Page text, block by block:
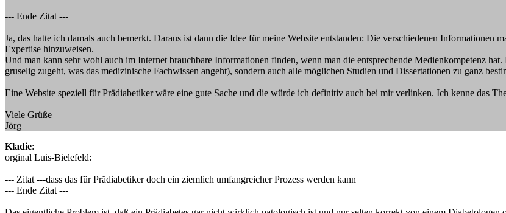
--- Ende Zitat ---
Ja, das hatte ich damals auch bemerkt. Daraus ist dann die Idee für meine Website entstanden: Die verschiedenen Informationen
Expertise hinzuweisen.
Und man kann sehr wohl auch im Internet brauchbare Informationen finden, wenn man die entsprechende Medienkompetenz
gruselig zugeht, was das medizinische Fachwissen angeht), sondern auch alle möglichen Studien und Dissertationen zu ganz
Eine Website speziell für Prädiabetiker wäre eine gute Sache und die würde ich definitiv auch bei mir verlinken. Ich kenne das
Viele Grüße
Jörg
Kladie:
orginal Luis-Bielefeld:
--- Zitat ---dass das für Prädiabetiker doch ein ziemlich umfangreicher Prozess werden kann
--- Ende Zitat ---